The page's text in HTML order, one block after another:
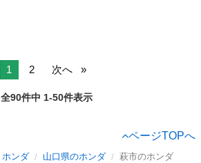
1 2 次へ
全90件中 1-50件表示
ページTOPへ
ホンダ 山口県のホンダ 萩市のホンダ